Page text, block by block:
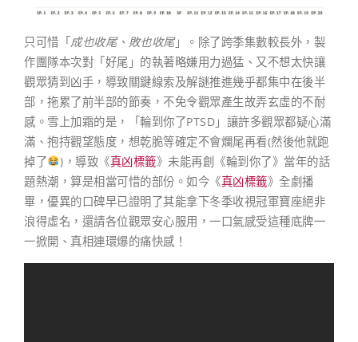
只可惜「成也收尾、敗也收尾」。除了跨季集數較長外，製
作團隊本次對「好尾」的執著略嫌用力過猛、又不想太快讓
觀眾猜到凶手，導致關鍵線索及解謎推進幾乎都集中在後半
部，拖累了前半部的節奏，不免令觀眾產生故弄玄虛的不耐
感。雪上加霜的是，「輪到你了PTSD」讓許多觀眾都疑心滿
滿、抱持觀望態度，想乾脆等確定不會爛尾再看(然後他就跑
掉了
)，導致《真凶標籤》未能再創《輪到你了》當年的話
題熱潮，算是相當可惜的部份。如今《真凶標籤》全劇播
畢，優異的口碑早已證明了其能拿下冬季收視冠軍寶座絕非
浪得虛名，還請各位觀眾安心服用，一口氣感受這種底牌一
一掀開、真相連環爆的痛快感！